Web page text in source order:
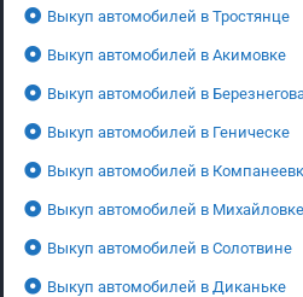
Выкуп автомобилей в Тростянце
Выкуп автомобилей в Акимовке
Выкуп автомобилей в
Выкуп автомобилей в Геническе
Выкуп автомобилей в
Выкуп автомобилей в Михайловке
Выкуп автомобилей в Солотвине
Выкуп автомобилей в Диканьке